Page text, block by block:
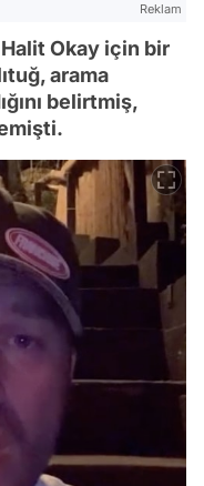
Reklam
Okay için bir
arama
belirtmiş,